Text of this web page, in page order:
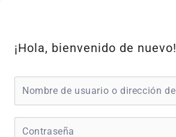
contenido
¡Hola, bienvenido de nuevo!